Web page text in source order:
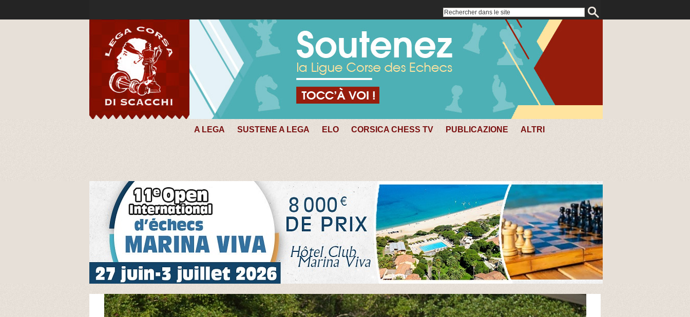
A LEGA SUSTENE A LEGA ELO CORSICA CHESS TV PUBLICAZIONE ALTRI